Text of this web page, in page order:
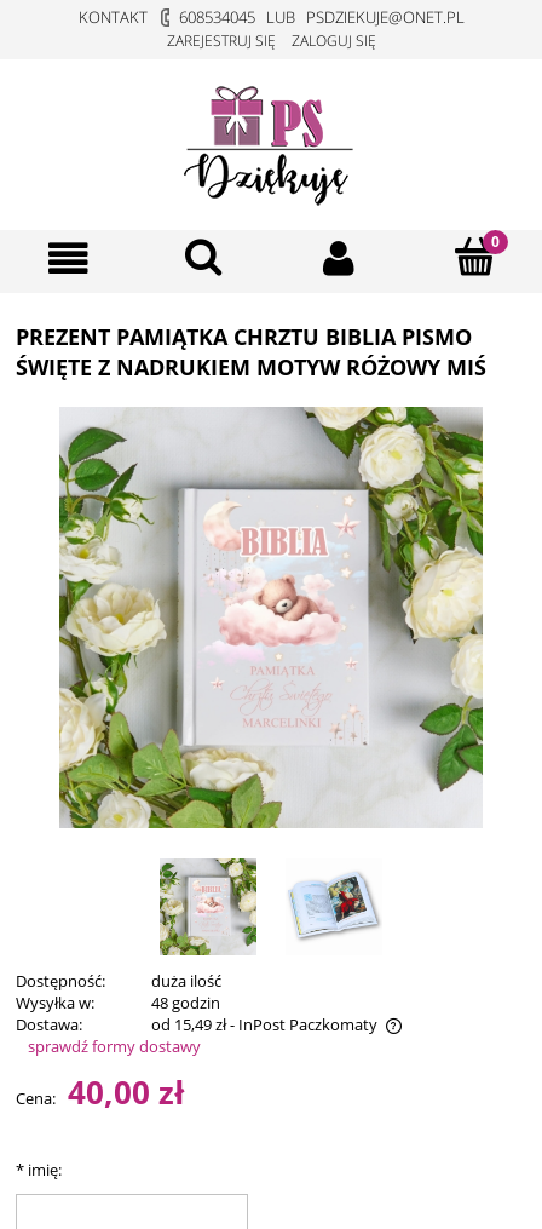
KONTAKT 608534045LUB PSDZIEKUJE@ONET.PL
ZAREJESTRUJ SIĘ ZALOGUJ SIĘ
PREZENT PAMIĄTKA CHRZTU BIBLIA PISMO
ŚWIĘTE Z NADRUKIEM MOTYW RÓŻOWY MIŚ
Dostępność:
duża ilość
Wysyłka w:
48 godzin
Dostawa:
od 15,49 zł- InPost Paczkomaty
Cena nie zawiera ewentualnych kosztów płatności
sprawdź formy dostawy
Cena: 40,00 zł
* imię: